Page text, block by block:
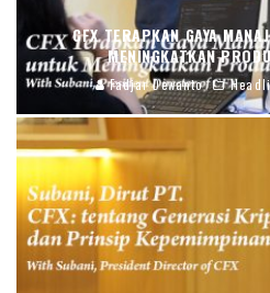
CFX TERAPKAN GAYA
MENINGKATKAN
Fadjar Dewanto